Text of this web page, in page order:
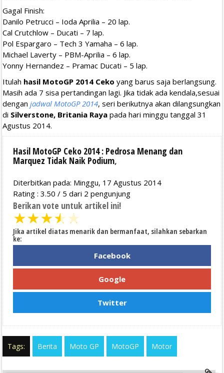
Gagal Finish:
Danilo Petrucci – Ioda Aprilia – 20 lap.
Cal Crutchlow – Ducati – 7 lap.
Pol Espargaro – Tech 3 Yamaha – 6 lap.
Michael Laverty – PBM-Aprilia – 6 lap.
Yonny Hernandez – Pramac Ducati – 5 lap.
Itulah hasil MotoGP 2014 Ceko yang barus saja berlangsung.
Masih ada 7 sisa pertandingan lagi. Jika tidak ada kendala,sesuai
dengan jadwal MotoGP 2014, seri berikutnya akan dilangsungkan
di Silverstone, Britania Raya pada hari minggu tanggal 31
Agustus 2014.
Hasil MotoGP Ceko 2014 : Pedrosa Menang dan
Marquez Tidak Naik Podium,
Diterbitkan pada: Minggu, 17 Agustus 2014
Rating : 3.50 / 5 dari 2 pengunjung
Berikan vote untuk artikel ini!
★★★★★
Jika artikel diatas menarik dan bermanfaat, silahkan sebarkan
ke:
Facebook
Google
Twitter
Tags: Berita Moto GP MotoGP Motor